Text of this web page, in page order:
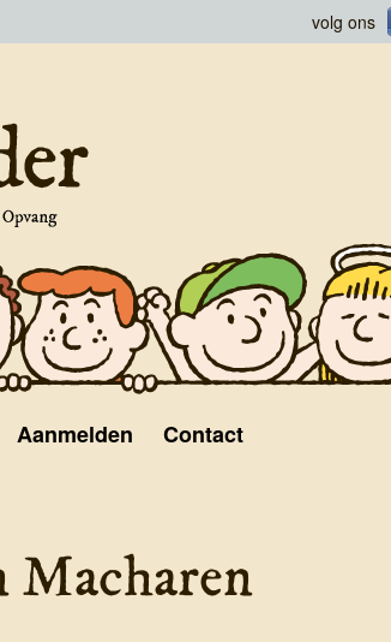
volg ons
Aanmelden Contact
Macharen